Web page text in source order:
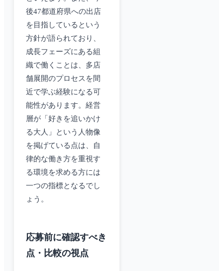
後47都道府県への出店
を目指しているという
方針が語られており、
成長フェーズにある組
織で働くことは、多店
舗展開のプロセスを間
近で学ぶ経験になる可
能性があります。経営
層が「好きを追いかけ
る大人」という人物像
を掲げている点は、自
律的な働き方を重視す
る環境を求める方には
一つの指標となるでし
ょう。
応募前に確認すべき
点・比較の視点